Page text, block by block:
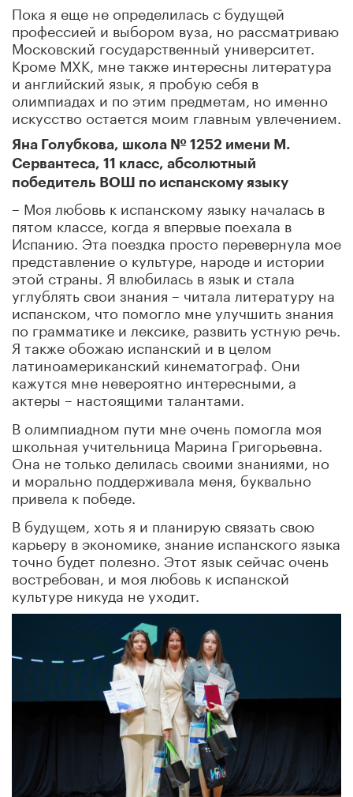
Пока я еще не определилась с будущей
профессией и выбором вуза, но рассматриваю
Московский государственный университет.
Кроме МХК, мне также интересны литература
и английский язык, я пробую себя в
олимпиадах и по этим предметам, но именно
искусство остается моим главным увлечением.
Яна Голубкова, школа № 1252 имени М.
Сервантеса, 11 класс, абсолютный
победитель ВОШ по испанскому языку
– Моя любовь к испанскому языку началась в
пятом классе, когда я впервые поехала в
Испанию. Эта поездка просто перевернула мое
представление о культуре, народе и истории
этой страны. Я влюбилась в язык и стала
углублять свои знания – читала литературу на
испанском, что помогло мне улучшить знания
по грамматике и лексике, развить устную речь.
Я также обожаю испанский и в целом
латиноамериканский кинематограф. Они
кажутся мне невероятно интересными, а
актеры – настоящими талантами.
В олимпиадном пути мне очень помогла моя
школьная учительница Марина Григорьевна.
Она не только делилась своими знаниями, но
и морально поддерживала меня, буквально
привела к победе.
В будущем, хоть я и планирую связать свою
карьеру в экономике, знание испанского языка
точно будет полезно. Этот язык сейчас очень
востребован, и моя любовь к испанской
культуре никуда не уходит.